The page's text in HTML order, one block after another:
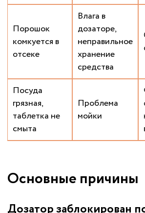
Порошок
комкуется в
отсеке
Влага в
дозаторе,
неправильное
хранение
средства
Посуда
грязная,
таблетка не
смыта
Проблема
мойки
Основные причины
Дозатор заблокирован